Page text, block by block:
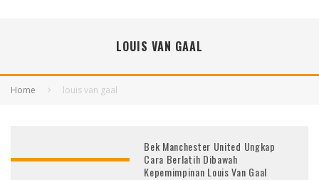
LOUIS VAN GAAL
Home louis van gaal
Bek Manchester United Ungkap
Cara Berlatih Dibawah
Kepemimpinan Louis Van Gaal